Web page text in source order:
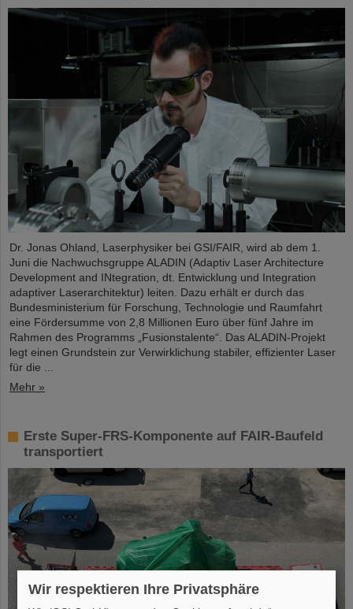
Dr. Jonas Ohland, Laserphysiker bei GSI/FAIR, wird ab dem 1.
Juni die Nachwuchsgruppe ALADIN (Adaptiv Laser Architecture
Development and INtegration, dt. Entwicklung und Integration
adaptiver Laserarchitektur) leiten. Dazu erhält er durch das
Bundesministerium für Forschung, Technologie und Raumfahrt
eine Fördersumme von 2,8 Millionen Euro über fünf Jahre im
Rahmen des Programms „Fusionstalente“. Das ALADIN-Projekt
legt einen Grundstein zur Verwirklichung stabiler, effizienter Laser
für die ...
Mehr »
Erste Super-FRS-Komponente auf FAIR-Baufeld
transportiert
Wir respektieren Ihre Privatsphäre